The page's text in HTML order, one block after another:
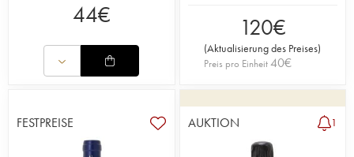
44€ 120€
(Aktualisierung des Preises)
Preis pro Einheit40€
FESTPREISE AUKTION 1